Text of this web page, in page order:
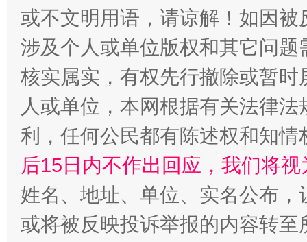
网上购药对药下症？
或不文明用语，请谅解！如因
涉及个人或单位版权和其它问题
核实属实，有权先行撤除或暂
人或单位，本网根据有关法律
利，任何公民都有陈述权和知情
后15日内不作出回应，我们将
姓名、地址、单位、实名公布
或将被反映投诉举报的内容转